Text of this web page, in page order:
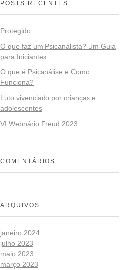
POSTS RECENTES
Protegido:
O que faz um Psicanalista? Um Guia
para Iniciantes
O que é Psicanálise e Como
Funciona?
Luto vivenciado por crianças e
adolescentes
VI Webnário Freud 2023
COMENTÁRIOS
ARQUIVOS
janeiro 2024
julho 2023
maio 2023
março 2023